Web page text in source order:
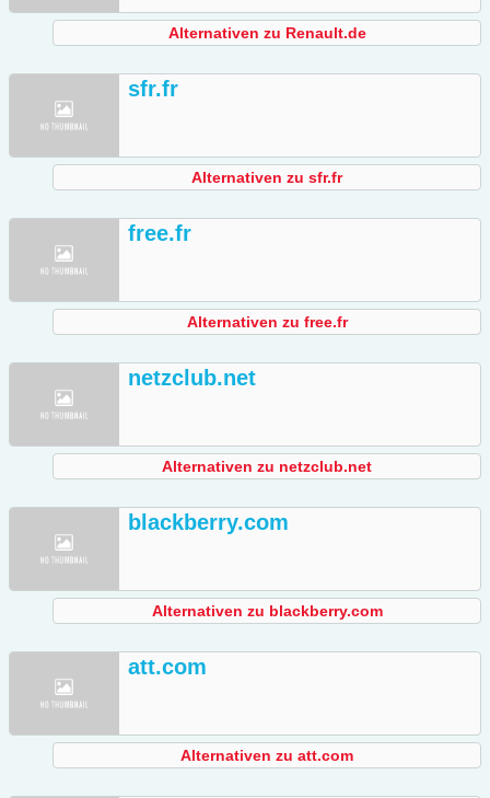
Alternativen zu Renault.de
sfr.fr
Alternativen zu sfr.fr
free.fr
Alternativen zu free.fr
netzclub.net
Alternativen zu netzclub.net
blackberry.com
Alternativen zu blackberry.com
att.com
Alternativen zu att.com